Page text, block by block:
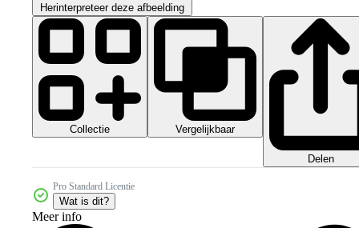
Herinterpreteer deze afbeelding
Collectie Vergelijkbaar
Delen
Pro Standard Licentie
Wat is dit?
Meer info